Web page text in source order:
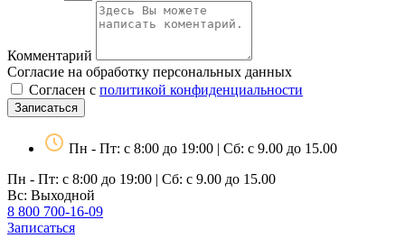
Комментарий
Согласие на обработку персональных данных
Согласен с политикой конфиденциальности
Записаться
Пн - Пт: с 8:00 до 19:00 | Сб: с 9.00 до 15.00
Пн - Пт: с 8:00 до 19:00 | Сб: с 9.00 до 15.00
Вс: Выходной
8 800 700-16-09
Записаться